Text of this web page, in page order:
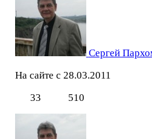
Сергей
На сайте с 28.03.2011
33
510